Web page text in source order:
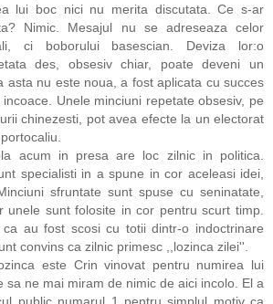
lui boc nici nu merita discutata. Ce s-ar
Nimic. Mesajul nu se adreseaza celor
ci boborului basescian. Deviza lor:o
des, obsesiv chiar, poate deveni un
asta nu este noua, a fost aplicata cu succes
Unele minciuni repetate obsesiv, pe
chinezesti, pot avea efecte la un electorat
acum in presa are loc zilnic in politica.
specialisti in a spune in cor aceleasi idei,
sfruntate sunt spuse cu seninatate,
unele sunt folosite in cor pentru scurt timp.
ca au fost scosi cu totii dintr-o indoctrinare
convins ca zilnic primesc ,,lozinca zilei''.
este Crin vinovat pentru numirea lui
sa ne mai miram de nimic de aici incolo. El a
public numarul 1 pentru simplul motiv ca